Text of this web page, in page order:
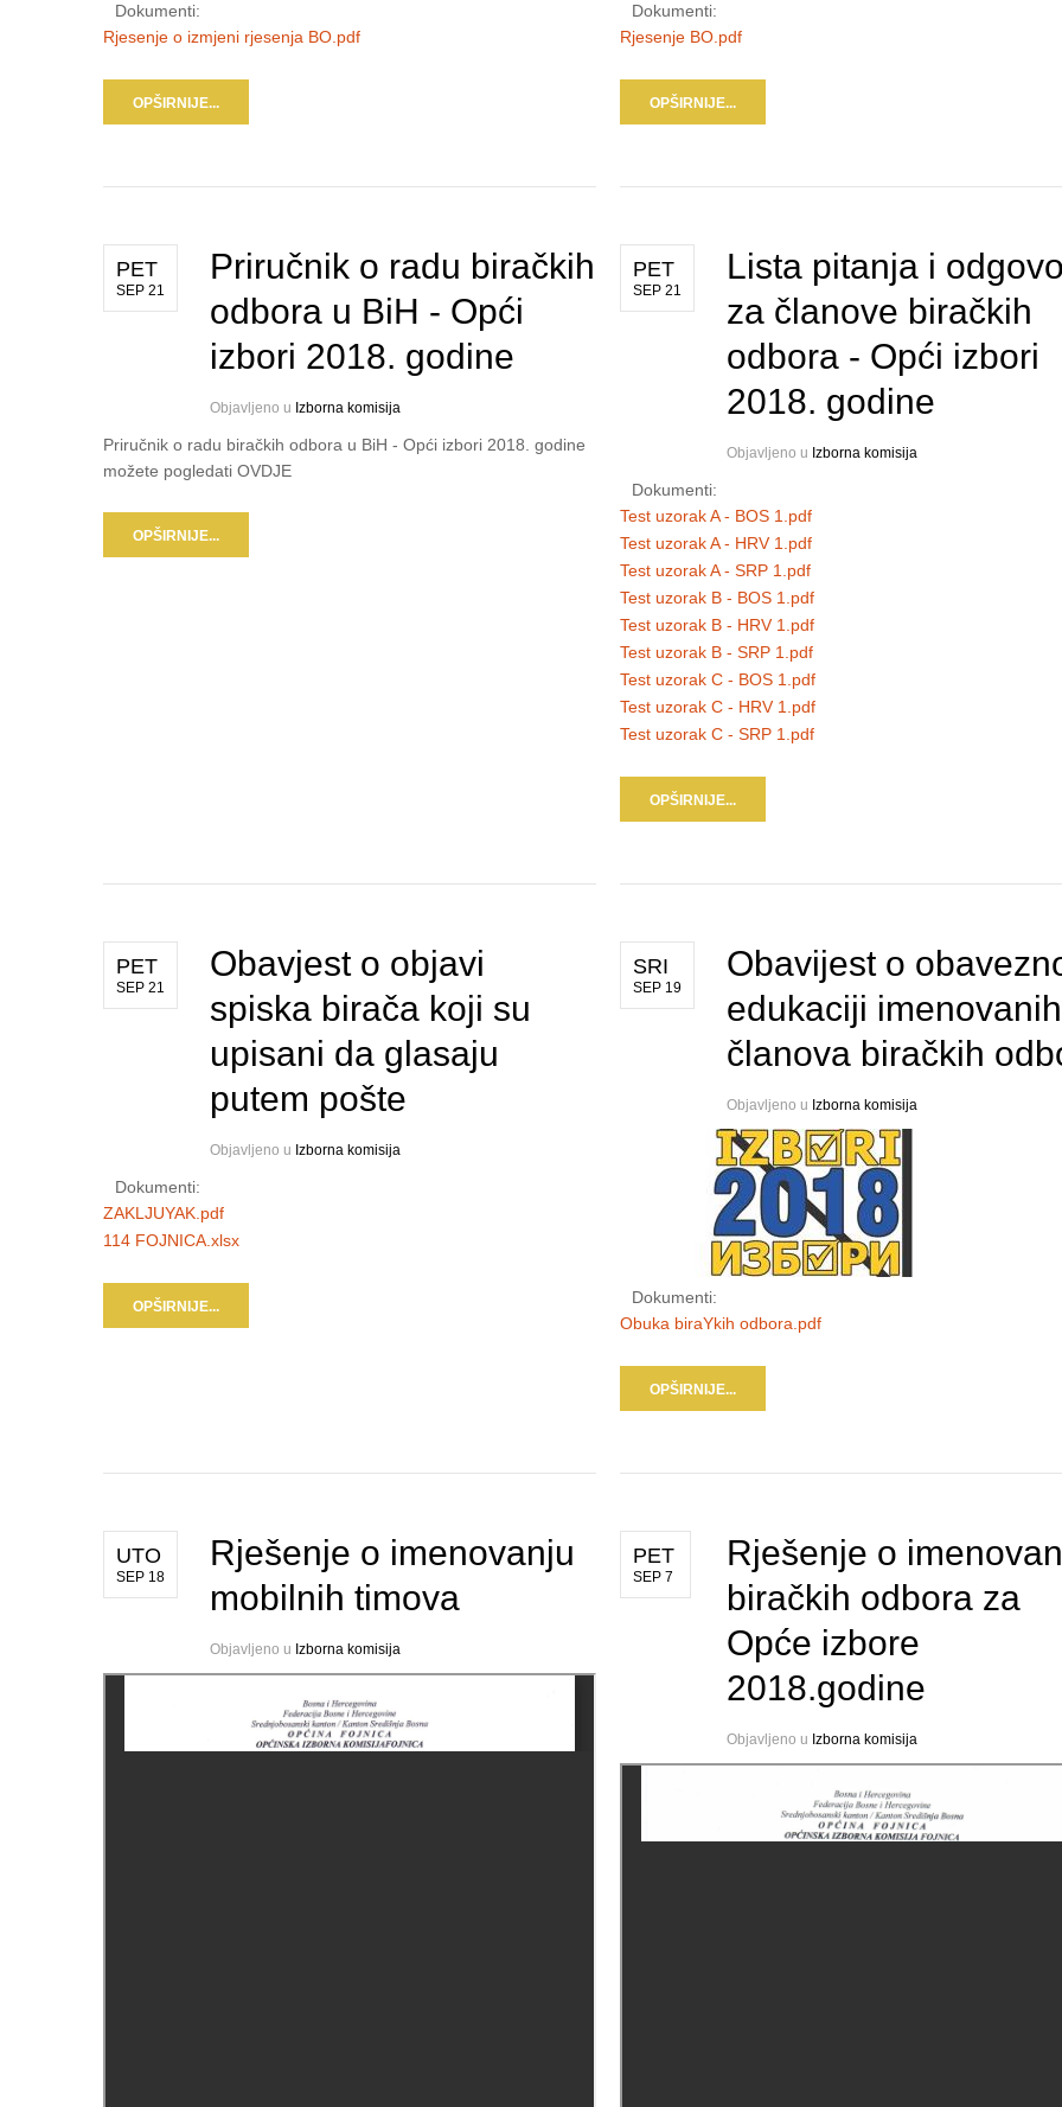
Dokumenti:
Rjesenje o izmjeni rjesenja BO.pdf
OPŠIRNIJE...
Dokumenti:
Rjesenje BO.pdf
OPŠIRNIJE...
PET
SEP 21
Priručnik o radu biračkih
odbora u BiH - Opći
izbori 2018. godine
Objavljeno u Izborna komisija
Priručnik o radu biračkih odbora u BiH - Opći izbori 2018. godine
možete pogledati OVDJE
OPŠIRNIJE...
PET
SEP 21
Lista pitanja i
za članove biračkih
odbora - Opći izbori
2018. godine
Objavljeno u Izborna komisija
Dokumenti:
Test uzorak A - BOS 1.pdf
Test uzorak A - HRV 1.pdf
Test uzorak A - SRP 1.pdf
Test uzorak B - BOS 1.pdf
Test uzorak B - HRV 1.pdf
Test uzorak B - SRP 1.pdf
Test uzorak C - BOS 1.pdf
Test uzorak C - HRV 1.pdf
Test uzorak C - SRP 1.pdf
OPŠIRNIJE...
PET
SEP 21
Obavjest o objavi
spiska birača koji su
upisani da glasaju
putem pošte
Objavljeno u Izborna komisija
Dokumenti:
ZAKLJUYAK.pdf
114 FOJNICA.xlsx
OPŠIRNIJE...
SRI
SEP 19
Obavijest o
edukaciji imenovanih
članova biračkih
Objavljeno u Izborna komisija
Dokumenti:
Obuka biraYkih odbora.pdf
OPŠIRNIJE...
UTO
SEP 18
Rješenje o imenovanju
mobilnih timova
Objavljeno u Izborna komisija
PET
SEP 7
Rješenje o
biračkih odbora za
Opće izbore
2018.godine
Objavljeno u Izborna komisija